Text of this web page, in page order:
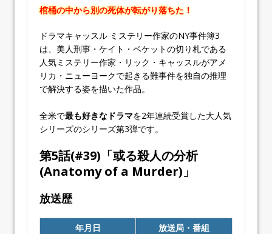
棺桶の中から別の死体が転がり落ちた！
ドラマキャッスル ミステリー作家のNY事件簿3
は、美人刑事・ケイト・ベケットの切り札である
人気ミステリー作家・リック・キャッスルがアメ
リカ・ニューヨークで起きる難事件を独自の推理
で解決する姿を描いた作品。
全米で最も好きなドラマを2年連続受賞した大人気
シリーズのシリーズ第3弾です。
第5話(#39)「或る殺人の分析
(Anatomy of a Murder)」
放送歴
年月日
放送局・番組